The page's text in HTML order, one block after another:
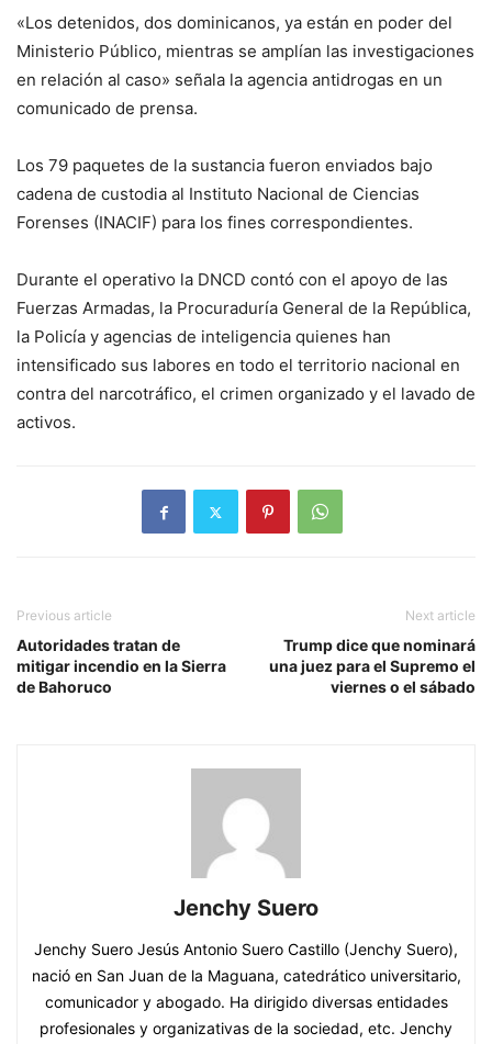
«Los detenidos, dos dominicanos, ya están en poder del
Ministerio Público, mientras se amplían las investigaciones
en relación al caso» señala la agencia antidrogas en un
comunicado de prensa.
Los 79 paquetes de la sustancia fueron enviados bajo
cadena de custodia al Instituto Nacional de Ciencias
Forenses (INACIF) para los fines correspondientes.
Durante el operativo la DNCD contó con el apoyo de las
Fuerzas Armadas, la Procuraduría General de la República,
la Policía y agencias de inteligencia quienes han
intensificado sus labores en todo el territorio nacional en
contra del narcotráfico, el crimen organizado y el lavado de
activos.
Previous article
Autoridades tratan de
mitigar incendio en la Sierra
de Bahoruco
Next article
Trump dice que nominará
una juez para el Supremo el
viernes o el sábado
Jenchy Suero
Jenchy Suero Jesús Antonio Suero Castillo (Jenchy Suero),
nació en San Juan de la Maguana, catedrático universitario,
comunicador y abogado. Ha dirigido diversas entidades
profesionales y organizativas de la sociedad, etc. Jenchy